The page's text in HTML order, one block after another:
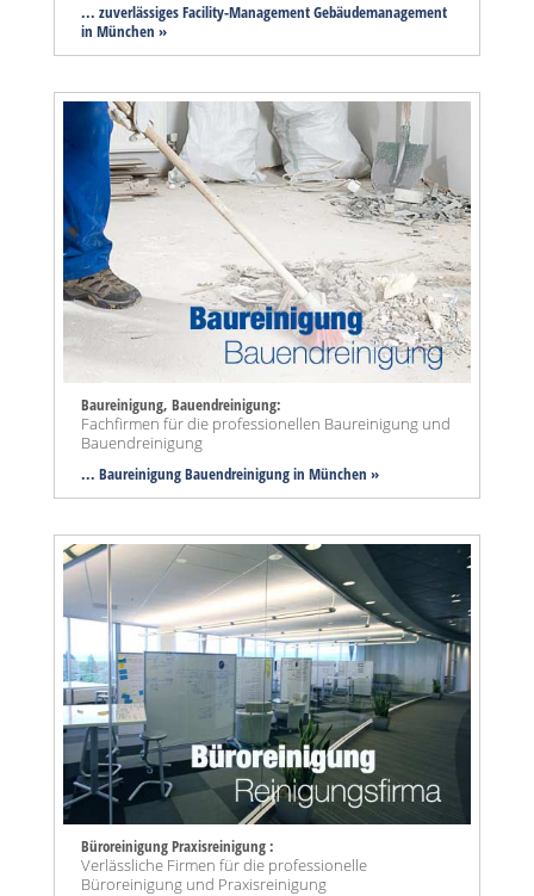
... zuverlässiges Facility-Management Gebäudemanagement
in München »
Baureinigung, Bauendreinigung:
Fachfirmen für die professionellen Baureinigung und
Bauendreinigung
... Baureinigung Bauendreinigung in München »
Büroreinigung Praxisreinigung :
Verlässliche Firmen für die professionelle
Büroreinigung und Praxisreinigung